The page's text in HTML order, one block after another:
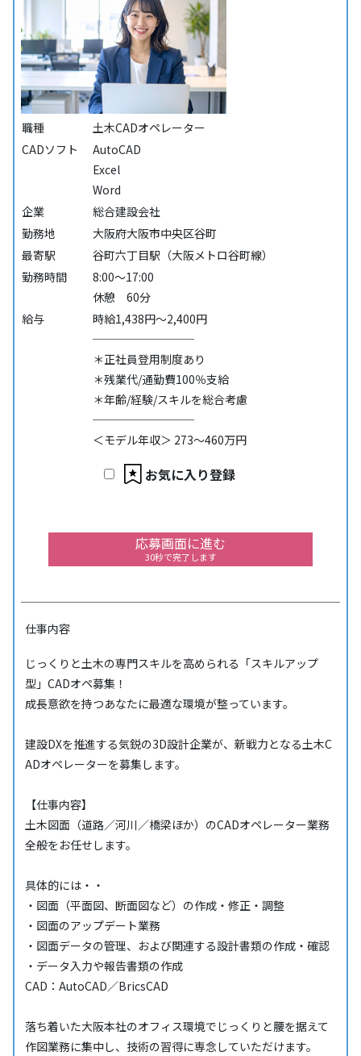
職種
土木CADオペレーター
CADソフト
AutoCAD
Excel
Word
企業
総合建設会社
勤務地
大阪府大阪市中央区谷町
最寄駅
谷町六丁目駅（大阪メトロ谷町線）
勤務時間
8:00～17:00
休憩 60分
給与
時給1,438円～2,400円
─────────
＊正社員登用制度あり
＊残業代/通勤費100％支給
＊年齢/経験/スキルを総合考慮
─────────
＜モデル年収＞ 273～460万円
お気に入り登録
応募画面に進む
30秒で完了します
仕事内容
じっくりと土木の専門スキルを高められる「スキルアップ
型」CADオペ募集！
成長意欲を持つあなたに最適な環境が整っています。
建設DXを推進する気鋭の3D設計企業が、新戦力となる土木C
ADオペレーターを募集します。
【仕事内容】
土木図面（道路／河川／橋梁ほか）のCADオペレーター業務
全般をお任せします。
具体的には・・
・図面（平面図、断面図など）の作成・修正・調整
・図面のアップデート業務
・図面データの管理、および関連する設計書類の作成・確認
・データ入力や報告書類の作成
CAD：AutoCAD／BricsCAD
落ち着いた大阪本社のオフィス環境でじっくりと腰を据えて
作図業務に集中し、技術の習得に専念していただけます。